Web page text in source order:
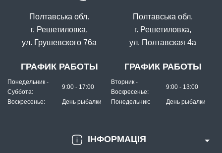
ІНФОРМАЦІЯ
Полтавська обл.
г. Решетиловка,
ул. Грушевского 76а
ГРАФИК РАБОТЫ
Понедельник -
Суббота:
9:00 - 17:00
Воскресенье: День рыбалки
Полтавська обл.
г. Решетиловка,
ул. Полтавская 4а
ГРАФИК РАБОТЫ
Вторник -
Воскресенье:
9:00 - 13:00
Понедельник: День рыбалки